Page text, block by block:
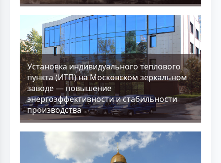
Установка индивидуального теплового
пункта (ИТП) на Московском зеркальном
заводе — повышение
энергоэффективности и стабильности
производства